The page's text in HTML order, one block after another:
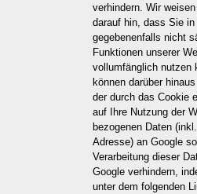
verhindern. Wir
darauf hin, dass Sie in
gegebenenfalls nicht
Funktionen unserer
vollumfänglich nutzen
können darüber
der durch das Cookie
auf Ihre Nutzung der
bezogenen Daten
Adresse) an Google
Verarbeitung dieser
Google verhindern,
unter dem folgenden